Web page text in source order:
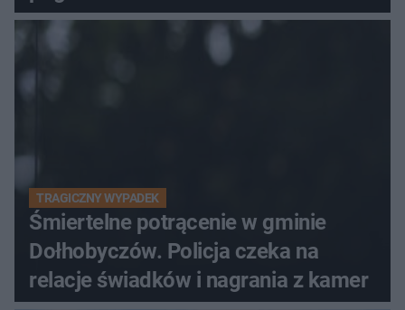
TRAGICZNY WYPADEK
Śmiertelne potrącenie w gminie
Dołhobyczów. Policja czeka na
relacje świadków i nagrania z kamer